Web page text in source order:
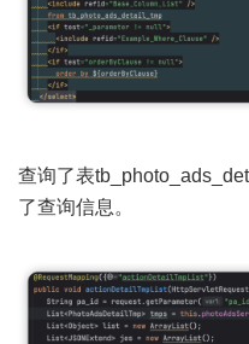
查询了表
了查询信息。